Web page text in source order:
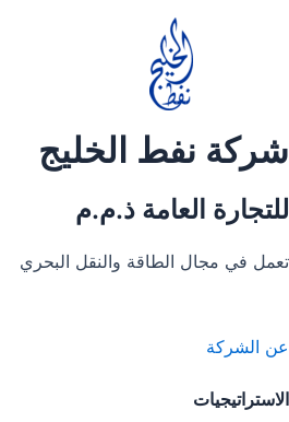
شركة نفط الخليج
للتجارة العامة ذ.م.م
تعمل في مجال الطاقة والنقل البحري
عن الشركة
الاستراتيجيات